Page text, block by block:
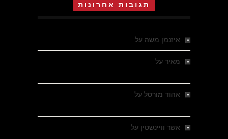
תגובות אחרונות
איזנמן משה על
מאיר על
אהוד מורסל על
אשר וויינשטין על